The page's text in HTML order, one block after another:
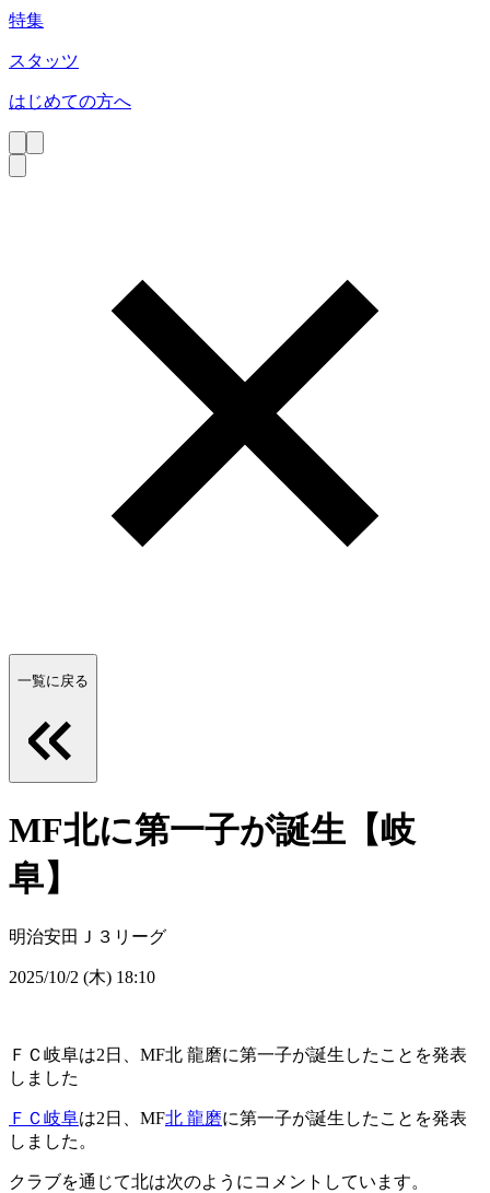
特集
スタッツ
はじめての方へ
一覧に戻る
MF北に第一子が誕生【岐
阜】
明治安田Ｊ３リーグ
2025/10/2 (木) 18:10
ＦＣ岐阜は2日、MF北 龍磨に第一子が誕生したことを発表
しました
ＦＣ岐阜は2日、MF北 龍磨に第一子が誕生したことを発表
しました。
クラブを通じて北は次のようにコメントしています。